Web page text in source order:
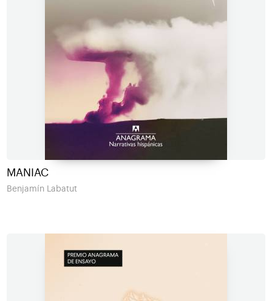
MANIAC
Benjamín Labatut